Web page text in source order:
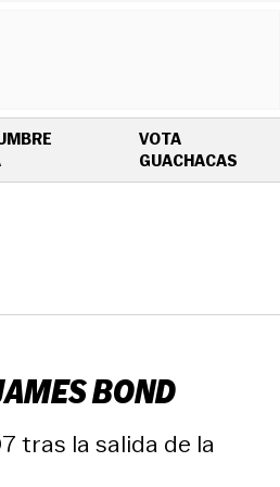
OPENS IN NEW WINDOW
VOTA
GUACHACAS
BOND
tras la salida de la